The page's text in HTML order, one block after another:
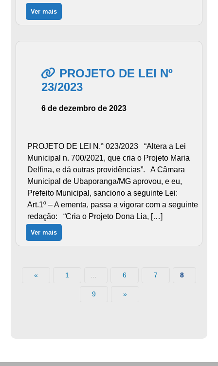
Ver mais
PROJETO DE LEI Nº
23/2023
6 de dezembro de 2023
PROJETO DE LEI N.° 023/2023 “Altera a Lei
Municipal n. 700/2021, que cria o Projeto Maria
Delfina, e dá outras providências”. A Câmara
Municipal de Ubaporanga/MG aprovou, e eu,
Prefeito Municipal, sanciono a seguinte Lei:
Art.1º – A ementa, passa a vigorar com a seguinte
redação: “Cria o Projeto Dona Lia, […]
Ver mais
« 1 6 7 8
9 »